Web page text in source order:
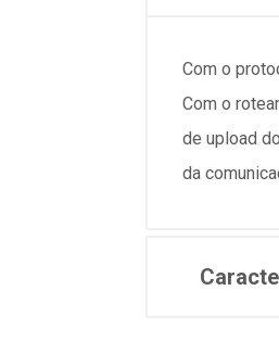
Com o
Com o
de upload
da